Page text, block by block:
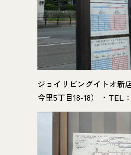
ジョイリビングイトオ新
今里5丁目18-18） ・TEL：